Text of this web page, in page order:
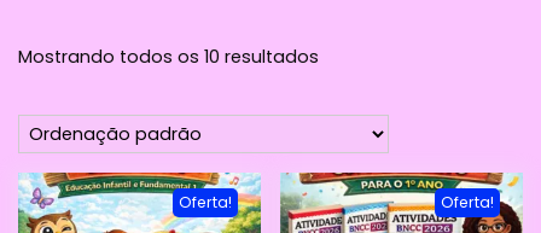
Mostrando todos os 10 resultados
Oferta! Oferta!